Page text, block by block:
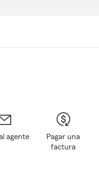
agente
Pagar una
factura